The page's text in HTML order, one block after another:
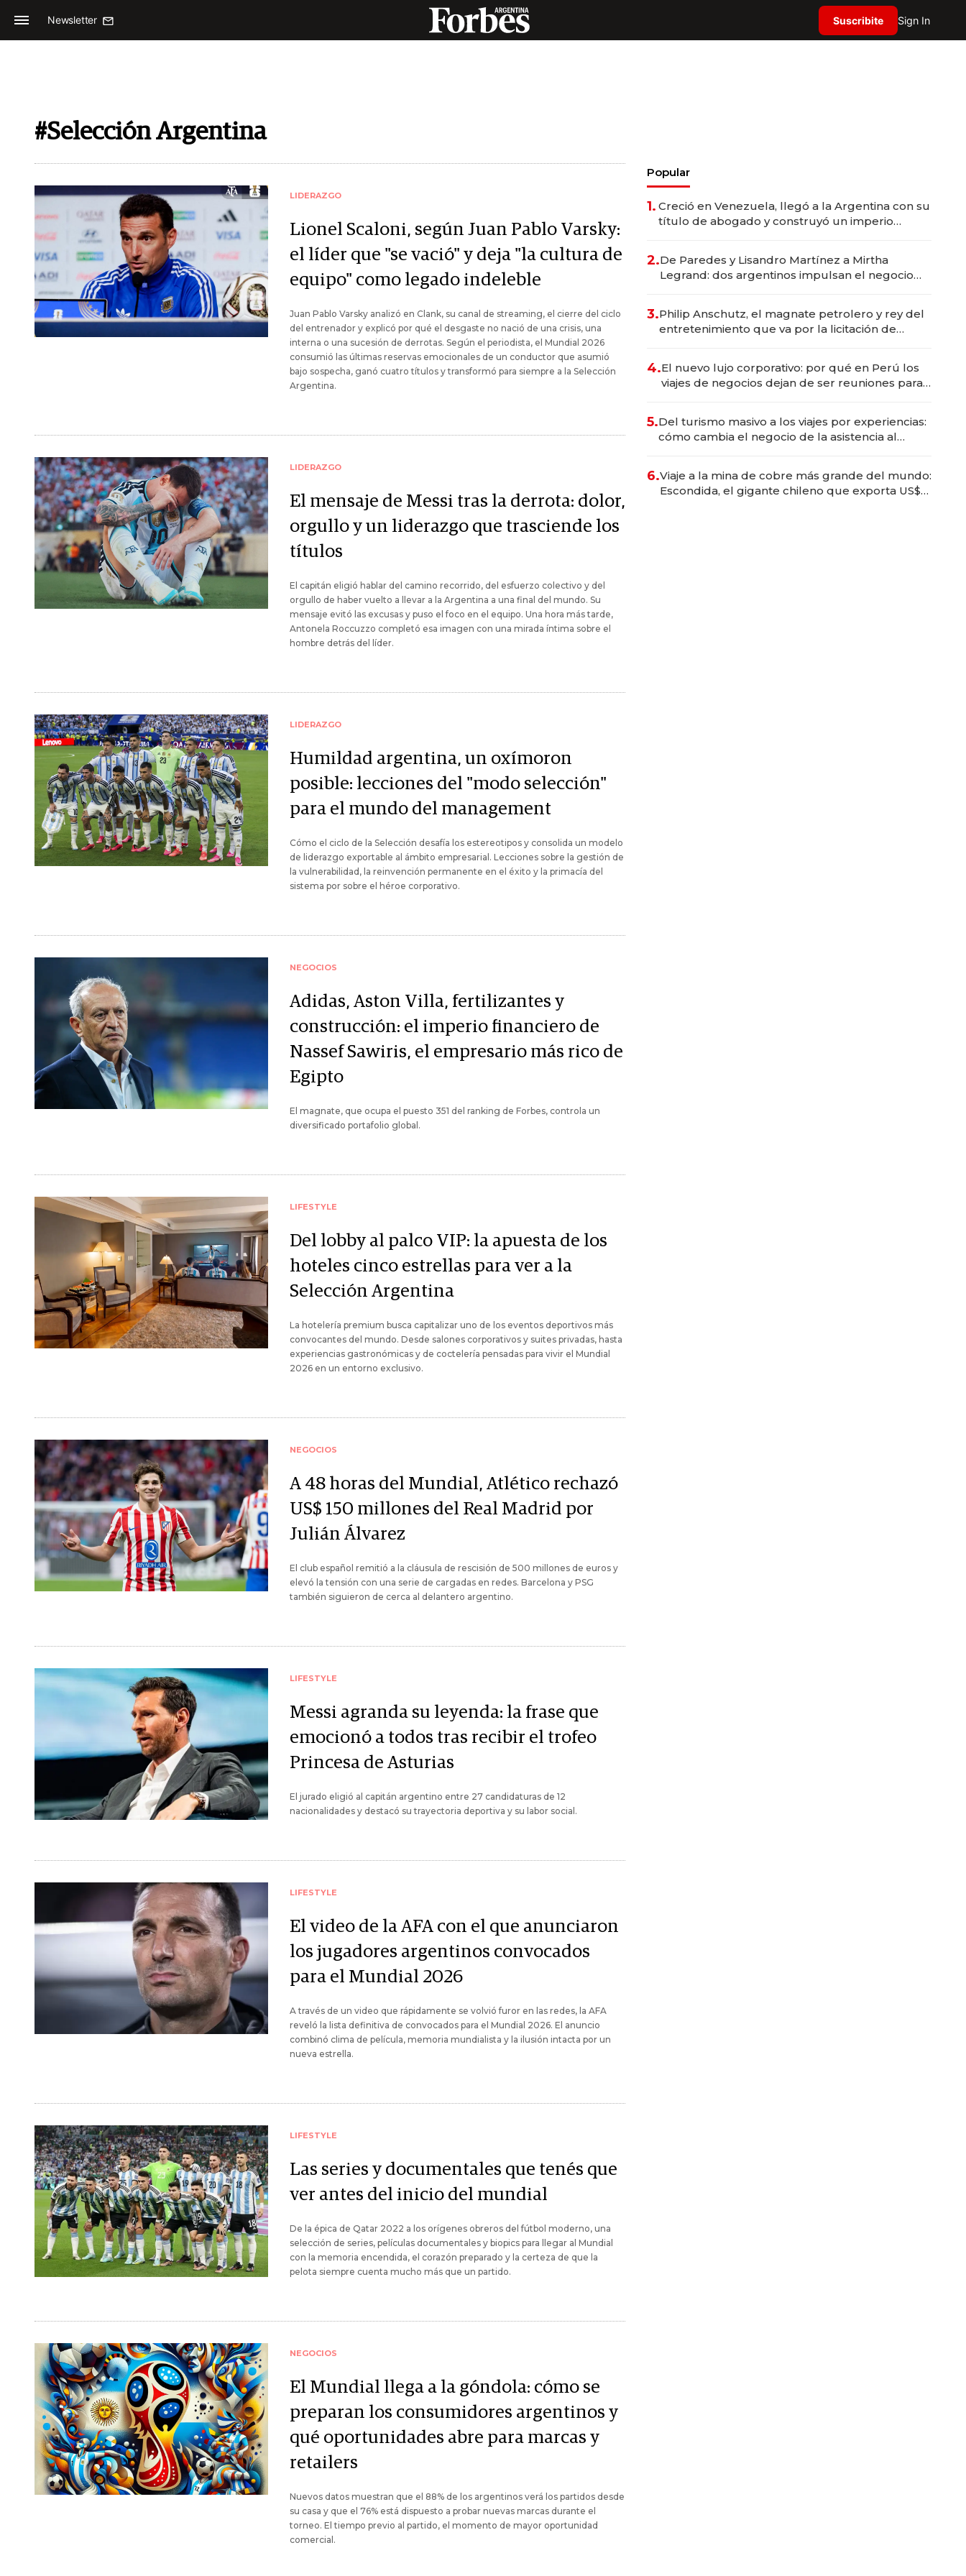
Newsletter Suscribite Sign In
#Selección Argentina
LIDERAZGO
Lionel Scaloni, según Juan Pablo Varsky:
el líder que "se vació" y deja "la cultura de
equipo" como legado indeleble
Juan Pablo Varsky analizó en Clank, su canal de streaming, el cierre del ciclo
del entrenador y explicó por qué el desgaste no nació de una crisis, una
interna o una sucesión de derrotas. Según el periodista, el Mundial 2026
consumió las últimas reservas emocionales de un conductor que asumió
bajo sospecha, ganó cuatro títulos y transformó para siempre a la Selección
Argentina.
LIDERAZGO
El mensaje de Messi tras la derrota: dolor,
orgullo y un liderazgo que trasciende los
títulos
El capitán eligió hablar del camino recorrido, del esfuerzo colectivo y del
orgullo de haber vuelto a llevar a la Argentina a una final del mundo. Su
mensaje evitó las excusas y puso el foco en el equipo. Una hora más tarde,
Antonela Roccuzzo completó esa imagen con una mirada íntima sobre el
hombre detrás del líder.
LIDERAZGO
Humildad argentina, un oxímoron
posible: lecciones del "modo selección"
para el mundo del management
Cómo el ciclo de la Selección desafía los estereotipos y consolida un modelo
de liderazgo exportable al ámbito empresarial. Lecciones sobre la gestión de
la vulnerabilidad, la reinvención permanente en el éxito y la primacía del
sistema por sobre el héroe corporativo.
NEGOCIOS
Adidas, Aston Villa, fertilizantes y
construcción: el imperio financiero de
Nassef Sawiris, el empresario más rico de
Egipto
El magnate, que ocupa el puesto 351 del ranking de Forbes, controla un
diversificado portafolio global.
LIFESTYLE
Del lobby al palco VIP: la apuesta de los
hoteles cinco estrellas para ver a la
Selección Argentina
La hotelería premium busca capitalizar uno de los eventos deportivos más
convocantes del mundo. Desde salones corporativos y suites privadas, hasta
experiencias gastronómicas y de coctelería pensadas para vivir el Mundial
2026 en un entorno exclusivo.
NEGOCIOS
A 48 horas del Mundial, Atlético rechazó
US$ 150 millones del Real Madrid por
Julián Álvarez
El club español remitió a la cláusula de rescisión de 500 millones de euros y
elevó la tensión con una serie de cargadas en redes. Barcelona y PSG
también siguieron de cerca al delantero argentino.
LIFESTYLE
Messi agranda su leyenda: la frase que
emocionó a todos tras recibir el trofeo
Princesa de Asturias
El jurado eligió al capitán argentino entre 27 candidaturas de 12
nacionalidades y destacó su trayectoria deportiva y su labor social.
LIFESTYLE
El video de la AFA con el que anunciaron
los jugadores argentinos convocados
para el Mundial 2026
A través de un video que rápidamente se volvió furor en las redes, la AFA
reveló la lista definitiva de convocados para el Mundial 2026. El anuncio
combinó clima de película, memoria mundialista y la ilusión intacta por un
nueva estrella.
LIFESTYLE
Las series y documentales que tenés que
ver antes del inicio del mundial
De la épica de Qatar 2022 a los orígenes obreros del fútbol moderno, una
selección de series, películas documentales y biopics para llegar al Mundial
con la memoria encendida, el corazón preparado y la certeza de que la
pelota siempre cuenta mucho más que un partido.
NEGOCIOS
El Mundial llega a la góndola: cómo se
preparan los consumidores argentinos y
qué oportunidades abre para marcas y
retailers
Nuevos datos muestran que el 88% de los argentinos verá los partidos desde
su casa y que el 76% está dispuesto a probar nuevas marcas durante el
torneo. El tiempo previo al partido, el momento de mayor oportunidad
comercial.
Popular
1. Creció en Venezuela, llegó a la Argentina con su
título de abogado y construyó un imperio
2.De Paredes y Lisandro Martínez a Mirtha
Legrand: dos argentinos impulsan el negocio
3.Philip Anschutz, el magnate petrolero y rey del
entretenimiento que va por la licitación de
4.El nuevo lujo corporativo: por qué en Perú los
viajes de negocios dejan de ser reuniones para
5.Del turismo masivo a los viajes por experiencias:
cómo cambia el negocio de la asistencia al
6.Viaje a la mina de cobre más grande del mundo:
Escondida, el gigante chileno que exporta US$